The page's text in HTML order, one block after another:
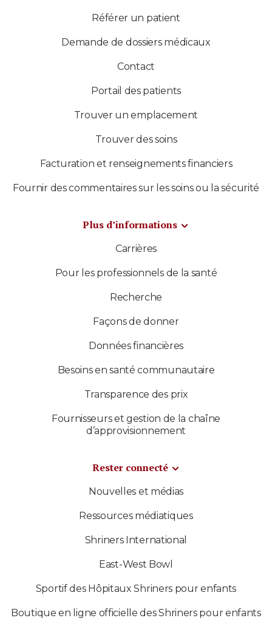
Référer un patient
Demande de dossiers médicaux
Contact
Portail des patients
Trouver un emplacement
Trouver des soins
Facturation et renseignements financiers
Fournir des commentaires sur les soins ou la sécurité
Plus d’informations
Carrières
Pour les professionnels de la santé
Recherche
Façons de donner
Données financières
Besoins en santé communautaire
Transparence des prix
Fournisseurs et gestion de la chaîne
d’approvisionnement
Rester connecté
Nouvelles et médias
Ressources médiatiques
Shriners International
East-West Bowl
Sportif des Hôpitaux Shriners pour enfants
Boutique en ligne officielle des Shriners pour enfants